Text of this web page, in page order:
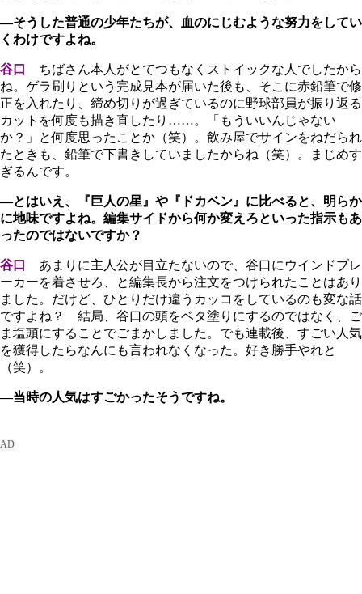
―そうした普通の少年たちが、血のにじむような努力をしてい
くわけですよね。
谷口
ちばさん本人がとてつもなくストイックな人でしたから
ね。ゲラ刷りという完成見本が届いた後も、そこに赤鉛筆で修
正を入れたり、締め切りが過ぎているのに野球部員が振り返る
カットを何度も描き直したり……。「もういいんじゃない
か？」と何度思ったことか（笑）。飲み屋でサインをねだられ
たときも、鉛筆で下書きしていましたからね（笑）。まじめす
ぎるんです。
―とはいえ、『巨人の星』や『ドカベン』に比べると、明らか
に地味ですよね。編集サイドから何か変えろといった指示もあ
ったのではないですか？
谷口
あまりに主人公が目立たないので、谷口にウインドブレ
ーカーを着させろ、と編集長から注文をつけられたことはあり
ました。だけど、ひとりだけ違うカッコをしているのも変な話
ですよね？ 結局、谷口の頭をベタ塗りにするのではなく、ご
ま塩頭にすることでごまかしました。でも連載後、すごい人気
を獲得したらなんにも言われなくなった。好き勝手やれと
（笑）。
―当時の人気はすごかったそうですね。